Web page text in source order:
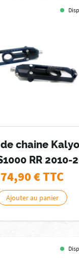
chaine
RR 2010-
74,90€ TTC
Ajouter au panier